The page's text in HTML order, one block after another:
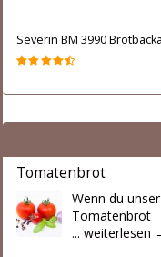
Severin BM 3990
Tomatenbrot
Wenn du
Tomatenbrot
... weiterlesen